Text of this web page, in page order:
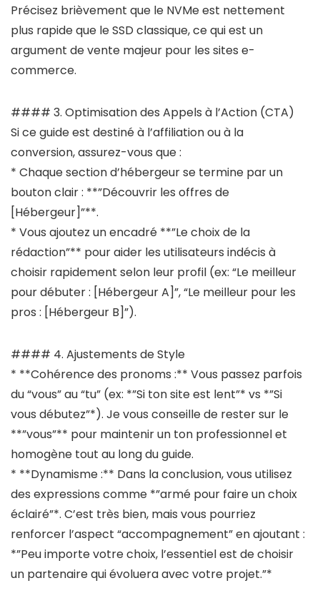
Précisez brièvement que le NVMe est nettement
plus rapide que le SSD classique, ce qui est un
argument de vente majeur pour les sites e-
commerce.
#### 3. Optimisation des Appels à l’Action (CTA)
Si ce guide est destiné à l’affiliation ou à la
conversion, assurez-vous que :
* Chaque section d’hébergeur se termine par un
bouton clair : **”Découvrir les offres de
[Hébergeur]”**.
* Vous ajoutez un encadré **”Le choix de la
rédaction”** pour aider les utilisateurs indécis à
choisir rapidement selon leur profil (ex: “Le meilleur
pour débuter : [Hébergeur A]”, “Le meilleur pour les
pros : [Hébergeur B]”).
#### 4. Ajustements de Style
* **Cohérence des pronoms :** Vous passez parfois
du “vous” au “tu” (ex: *”Si ton site est lent”* vs *”Si
vous débutez”*). Je vous conseille de rester sur le
**”vous”** pour maintenir un ton professionnel et
homogène tout au long du guide.
* **Dynamisme :** Dans la conclusion, vous utilisez
des expressions comme *”armé pour faire un choix
éclairé”*. C’est très bien, mais vous pourriez
renforcer l’aspect “accompagnement” en ajoutant :
*”Peu importe votre choix, l’essentiel est de choisir
un partenaire qui évoluera avec votre projet.”*